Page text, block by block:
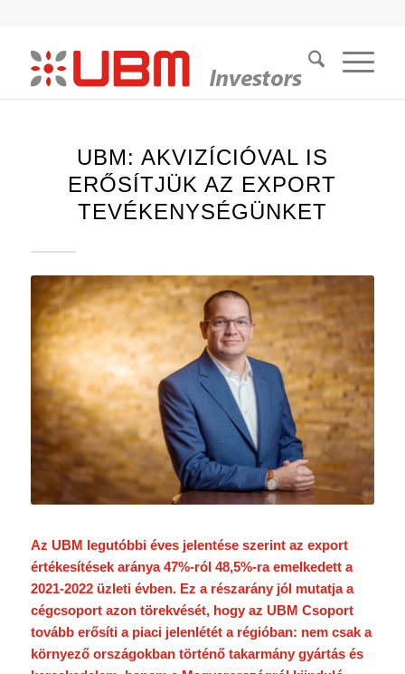
UBM: AKVIZÍCIÓVAL IS
ERŐSÍTJÜK AZ EXPORT
TEVÉKENYSÉGÜNKET
Az UBM legutóbbi éves jelentése szerint az export
értékesítések aránya 47%-ról 48,5%-ra emelkedett a
2021-2022 üzleti évben. Ez a részarány jól mutatja a
cégcsoport azon törekvését, hogy az UBM Csoport
tovább erősíti a piaci jelenlétét a régióban: nem csak a
környező országokban történő takarmány gyártás és